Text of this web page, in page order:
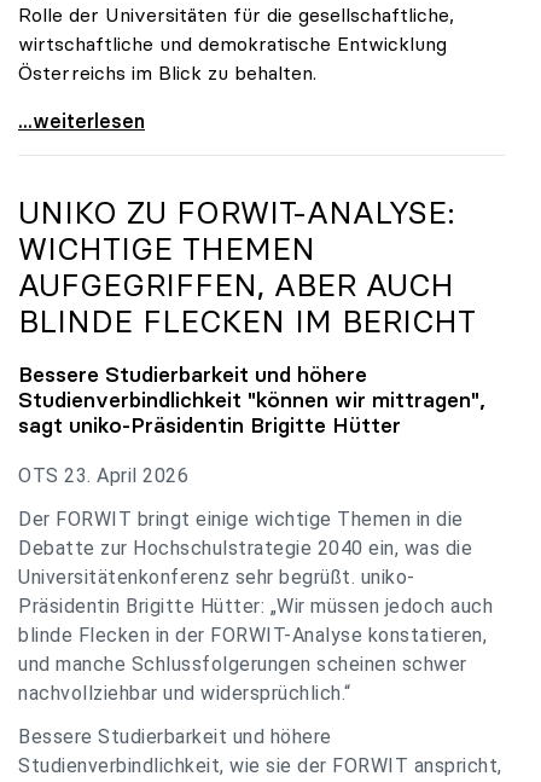
Rolle der Universitäten für die gesellschaftliche,
wirtschaftliche und demokratische Entwicklung
Österreichs im Blick zu behalten.
uniko zu Budgetverhandlungen: Universitäten sind
...weiterlesen
UNIKO ZU FORWIT-ANALYSE:
WICHTIGE THEMEN
AUFGEGRIFFEN, ABER AUCH
BLINDE FLECKEN IM BERICHT
Bessere Studierbarkeit und höhere
Studienverbindlichkeit "können wir mittragen",
sagt uniko-Präsidentin Brigitte Hütter
OTS 23. April 2026
Der FORWIT bringt einige wichtige Themen in die
Debatte zur Hochschulstrategie 2040 ein, was die
Universitätenkonferenz sehr begrüßt. uniko-
Präsidentin Brigitte Hütter: „Wir müssen jedoch auch
blinde Flecken in der FORWIT-Analyse konstatieren,
und manche Schlussfolgerungen scheinen schwer
nachvollziehbar und widersprüchlich.“
Bessere Studierbarkeit und höhere
Studienverbindlichkeit, wie sie der FORWIT anspricht,